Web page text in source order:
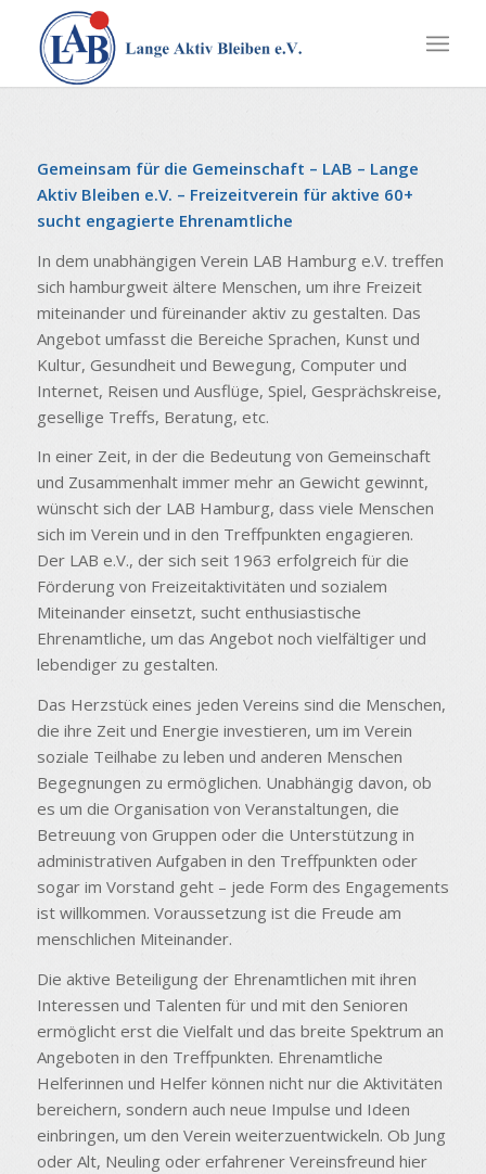
Gemeinsam für die Gemeinschaft – LAB – Lange
Aktiv Bleiben e.V. – Freizeitverein für aktive 60+
sucht engagierte Ehrenamtliche
In dem unabhängigen Verein LAB Hamburg e.V. treffen
sich hamburgweit ältere Menschen, um ihre Freizeit
miteinander und füreinander aktiv zu gestalten. Das
Angebot umfasst die Bereiche Sprachen, Kunst und
Kultur, Gesundheit und Bewegung, Computer und
Internet, Reisen und Ausflüge, Spiel, Gesprächskreise,
gesellige Treffs, Beratung, etc.
In einer Zeit, in der die Bedeutung von Gemeinschaft
und Zusammenhalt immer mehr an Gewicht gewinnt,
wünscht sich der LAB Hamburg, dass viele Menschen
sich im Verein und in den Treffpunkten engagieren.
Der LAB e.V., der sich seit 1963 erfolgreich für die
Förderung von Freizeitaktivitäten und sozialem
Miteinander einsetzt, sucht enthusiastische
Ehrenamtliche, um das Angebot noch vielfältiger und
lebendiger zu gestalten.
Das Herzstück eines jeden Vereins sind die Menschen,
die ihre Zeit und Energie investieren, um im Verein
soziale Teilhabe zu leben und anderen Menschen
Begegnungen zu ermöglichen. Unabhängig davon, ob
es um die Organisation von Veranstaltungen, die
Betreuung von Gruppen oder die Unterstützung in
administrativen Aufgaben in den Treffpunkten oder
sogar im Vorstand geht – jede Form des Engagements
ist willkommen. Voraussetzung ist die Freude am
menschlichen Miteinander.
Die aktive Beteiligung der Ehrenamtlichen mit ihren
Interessen und Talenten für und mit den Senioren
ermöglicht erst die Vielfalt und das breite Spektrum an
Angeboten in den Treffpunkten. Ehrenamtliche
Helferinnen und Helfer können nicht nur die Aktivitäten
bereichern, sondern auch neue Impulse und Ideen
einbringen, um den Verein weiterzuentwickeln. Ob Jung
oder Alt, Neuling oder erfahrener Vereinsfreund hier